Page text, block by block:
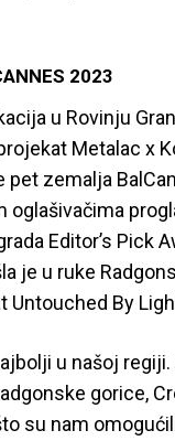
2023
u Rovinju
Metalac x
zemalja
oglašivačima
Editor’s Pick
je u ruke
Untouched By
u našoj
gorice,
su nam